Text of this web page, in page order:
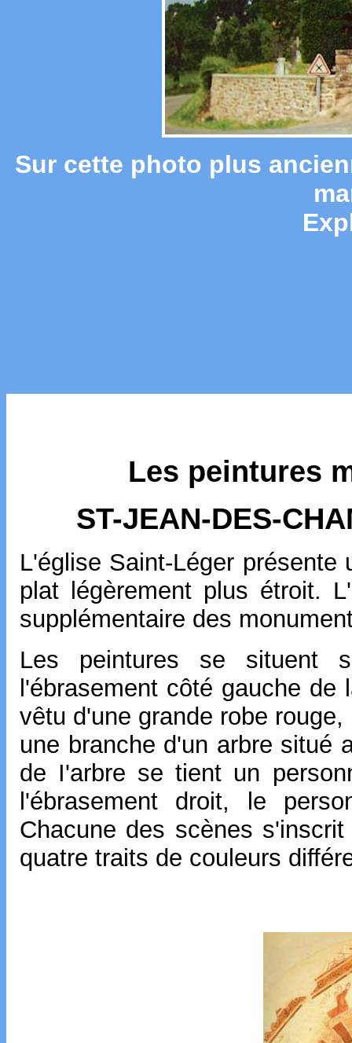
Sur cette photo plus
Les peintures
ST-JEAN-DES-
L'église Saint-Léger
plat légèrement plus étroit.
supplémentaire des
Les peintures se situent
l'ébrasement côté gauche
vêtu d'une grande robe
une branche d'un arbre situé
de I'arbre se tient un
l'ébrasement droit, le
Chacune des scènes
quatre traits de couleurs